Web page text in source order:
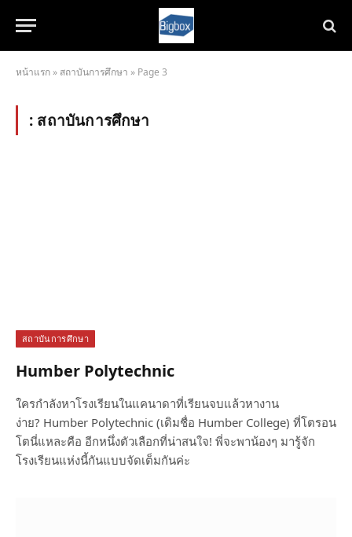
หน้าแรก » สถาบันการศึกษา » Page 3
: สถาบันการศึกษา
สถาบันการศึกษา
Humber Polytechnic
ใครกำลังหาโรงเรียนในแคนาดาที่เรียนจบแล้วหางาน
ง่าย? Humber Polytechnic (เดิมชื่อ Humber College) ที่โตรอน
โตนี่แหละคือ อีกหนึ่งตัวเลือกที่น่าสนใจ! พี่จะพาน้องๆ มารู้จัก
โรงเรียนแห่งนี้กันแบบจัดเต็มกันค่ะ